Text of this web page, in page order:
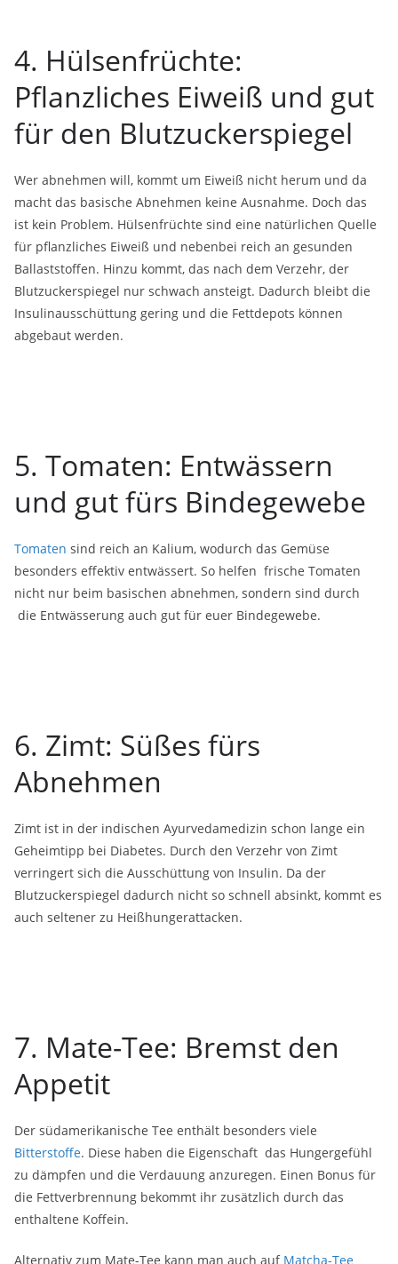
4. Hülsenfrüchte:
Pflanzliches Eiweiß und gut
für den Blutzuckerspiegel
Wer abnehmen will, kommt um Eiweiß nicht herum und da
macht das basische Abnehmen keine Ausnahme. Doch das
ist kein Problem. Hülsenfrüchte sind eine natürlichen Quelle
für pflanzliches Eiweiß und nebenbei reich an gesunden
Ballaststoffen. Hinzu kommt, das nach dem Verzehr, der
Blutzuckerspiegel nur schwach ansteigt. Dadurch bleibt die
Insulinausschüttung gering und die Fettdepots können
abgebaut werden.
5. Tomaten: Entwässern
und gut fürs Bindegewebe
Tomaten sind reich an Kalium, wodurch das Gemüse
besonders effektiv entwässert. So helfen frische Tomaten
nicht nur beim basischen abnehmen, sondern sind durch
die Entwässerung auch gut für euer Bindegewebe.
6. Zimt: Süßes fürs
Abnehmen
Zimt ist in der indischen Ayurvedamedizin schon lange ein
Geheimtipp bei Diabetes. Durch den Verzehr von Zimt
verringert sich die Ausschüttung von Insulin. Da der
Blutzuckerspiegel dadurch nicht so schnell absinkt, kommt es
auch seltener zu Heißhungerattacken.
7. Mate-Tee: Bremst den
Appetit
Der südamerikanische Tee enthält besonders viele
Bitterstoffe. Diese haben die Eigenschaft das Hungergefühl
zu dämpfen und die Verdauung anzuregen. Einen Bonus für
die Fettverbrennung bekommt ihr zusätzlich durch das
enthaltene Koffein.
Alternativ zum Mate-Tee kann man auch auf Matcha-Tee